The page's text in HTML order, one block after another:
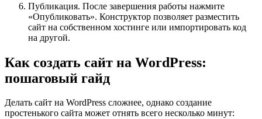
Публикация. После завершения работы нажмите
«Опубликовать». Конструктор позволяет разместить
сайт на собственном хостинге или импортировать код
на другой.
Как создать сайт на WordPress:
пошаговый гайд
Делать сайт на WordPress сложнее, однако создание
простенького сайта может отнять всего несколько минут: